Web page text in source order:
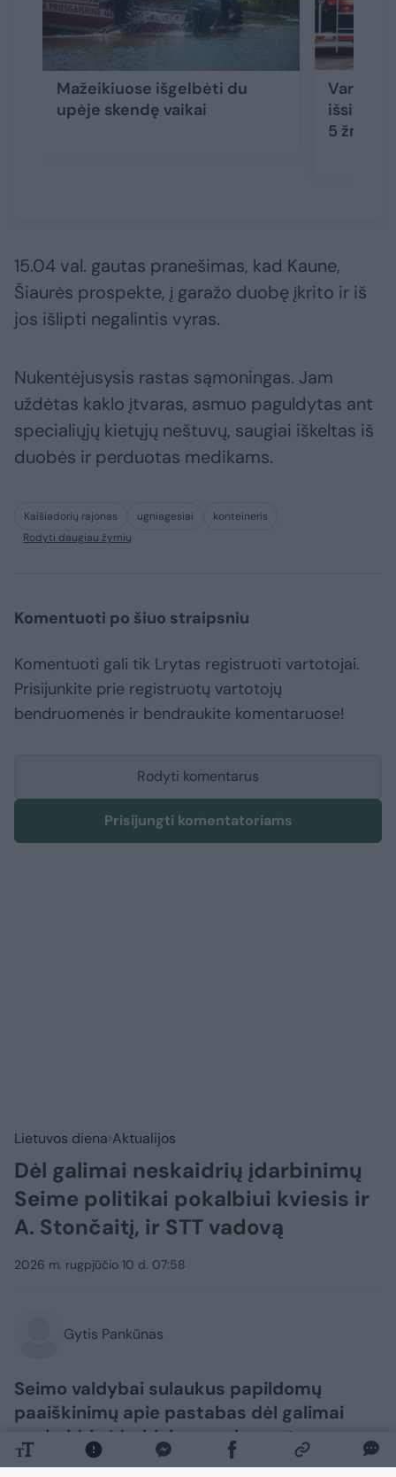
Mažeikiuose išgelbėti du
upėje skendę vaikai
5
15.04 val. gautas pranešimas, kad Kaune,
Šiaurės prospekte, į garažo duobę įkrito ir iš
jos išlipti negalintis vyras.
Nukentėjusysis rastas sąmoningas. Jam
uždėtas kaklo įtvaras, asmuo paguldytas ant
specialiųjų kietųjų neštuvų, saugiai iškeltas iš
duobės ir perduotas medikams.
Kaišiadorių rajonas ugniagesiai
konteineris
Rodyti daugiau žymių
Komentuoti po šiuo straipsniu
Komentuoti gali tik Lrytas registruoti vartotojai.
Prisijunkite prie registruotų vartotojų
bendruomenės ir bendraukite komentaruose!
Rodyti komentarus
Prisijungti komentatoriams
Lietuvos diena Aktualijos
Dėl galimai neskaidrių įdarbinimų
Seime politikai pokalbiui kviesis ir
A. Stončaitį, ir STT vadovą
2026 m. rugpjūčio 10 d. 07:58
Gytis Pankūnas
Seimo valdybai sulaukus papildomų
paaiškinimų apie pastabas dėl galimai
neskaidrių įdarbinimo parlamento
kanceliarijoje procedūrų, politikai